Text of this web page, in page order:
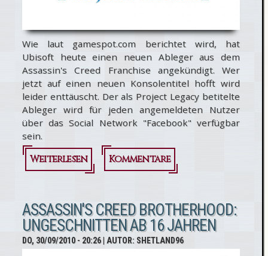
Wie laut gamespot.com berichtet wird, hat
Ubisoft heute einen neuen Ableger aus dem
Assassin's Creed Franchise angekündigt. Wer
jetzt auf einen neuen Konsolentitel hofft wird
leider enttäuscht. Der als Project Legacy betitelte
Ableger wird für jeden angemeldeten Nutzer
über das Social Network "Facebook" verfügbar
sein.
Weiterlesen
über
Creed
Project
Legacy
Kommentare
ASSASSIN'S CREED BROTHERHOOD:
UNGESCHNITTEN AB 16 JAHREN
DO, 30/09/2010 - 20:26| AUTOR: SHETLAND96